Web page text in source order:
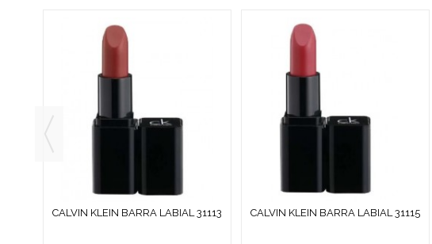
CALVIN KLEIN BARRA LABIAL 31113
CALVIN KLEIN BARRA LABIAL 31115